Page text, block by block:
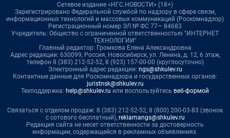
Сетевое издание «НГС.НОВОСТИ» (18+)
Зарегистрировано Федеральной службой по надзору в сфере связи,
информационных технологий и массовых коммуникаций (Роскомнадзор)
Регистрационный номер ЭЛ № ФС 77— 84683
Учредитель: Общество с ограниченной ответственностью "ИНТЕРНЕТ
ТЕХНОЛОГИИ"
Главный редактор: Громкова Елена Александровна
Адрес редакции: 630099, Россия, Новосибирск, ул. Ленина, д. 12, 6 этаж,
телефон 8 (383) 212-52-52, 8 (923) 157-00-00 (круглосуточно)
Электронный адрес редакции: ngs@shkulev.ru
Контактные данные для Роскомнадзора и государственных органов:
juristnsk@shkulev.ru
Техподдержка: help@shkulev.ru или воспользуйтесь веб-формой
Связаться с отделом продаж: 8 (383) 212-52-52, 8 (800) 200-03-83 (звонок
с сотового бесплатный), reklamangs@shkulev.ru
Редакция сайта не несет ответственности за достоверность
информации, содержащейся в рекламных объявлениях.